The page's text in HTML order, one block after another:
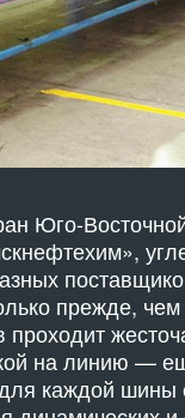
Юго-
прежде, чем
проходит
на линию —
каждой шины